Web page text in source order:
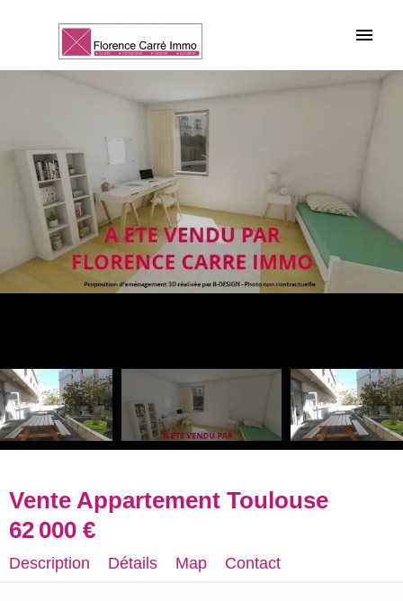
Vente Appartement Toulouse
62 000 €
Description Détails Map Contact